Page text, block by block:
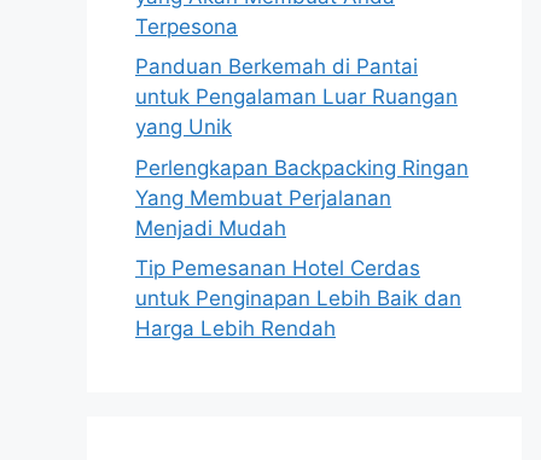
Terpesona
Panduan Berkemah di Pantai
untuk Pengalaman Luar Ruangan
yang Unik
Perlengkapan Backpacking Ringan
Yang Membuat Perjalanan
Menjadi Mudah
Tip Pemesanan Hotel Cerdas
untuk Penginapan Lebih Baik dan
Harga Lebih Rendah